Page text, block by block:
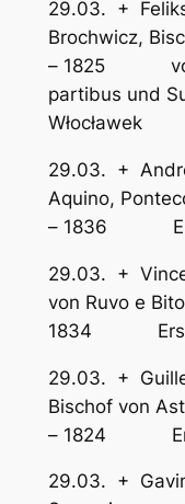
29.03. +
Brochwicz,
– 1825
partibus und
Włocławek
29.03. +
Aquino,
– 1836
29.03. +
von
1834
29.03. +
Bischof
– 1824
29.03. +